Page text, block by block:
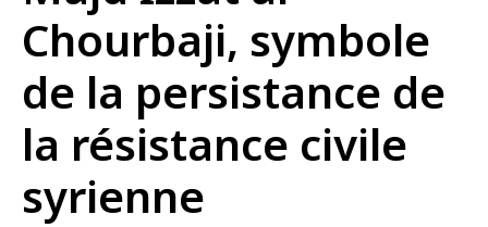
Chourbaji, symbole
de la persistance de
la résistance civile
syrienne